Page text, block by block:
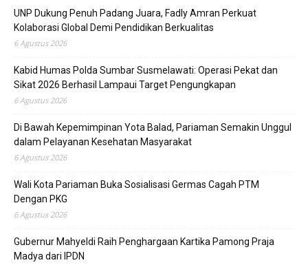
UNP Dukung Penuh Padang Juara, Fadly Amran Perkuat
Kolaborasi Global Demi Pendidikan Berkualitas
6 Agustus 2026
Kabid Humas Polda Sumbar Susmelawati: Operasi Pekat dan
Sikat 2026 Berhasil Lampaui Target Pengungkapan
6 Agustus 2026
Di Bawah Kepemimpinan Yota Balad, Pariaman Semakin Unggul
dalam Pelayanan Kesehatan Masyarakat
6 Agustus 2026
Wali Kota Pariaman Buka Sosialisasi Germas Cagah PTM
Dengan PKG
6 Agustus 2026
Gubernur Mahyeldi Raih Penghargaan Kartika Pamong Praja
Madya dari IPDN